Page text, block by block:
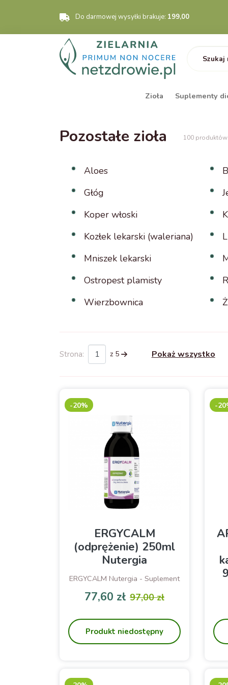
Do darmowej wysyłki brakuje: 199,00
Zioła Suplementy
Pozostałe zioła 100 produktów
Aloes
Głóg
Koper włoski
Kozłek lekarski (waleriana)
Mniszek lekarski
Ostropest plamisty
Wierzbownica
Strona: z 5 Pokaż wszystko
ERGYCALM
(odprężenie) 250ml
Nutergia
ERGYCALM Nutergia - Suplement
wsparcie przy rzucaniu palenia
77,60 zł 97,00 zł
Produkt niedostępny
-20% -